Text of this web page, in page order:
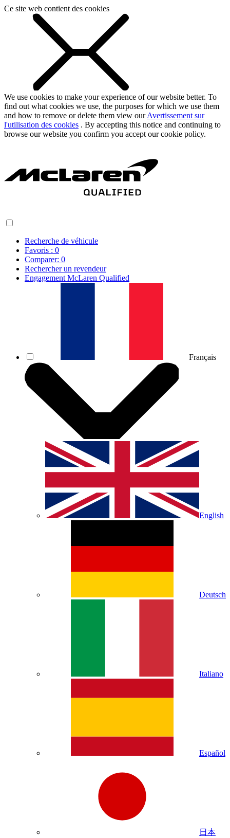
Ce site web contient des cookies
We use cookies to make your experience of our website better. To
find out what cookies we use, the purposes for which we use them
and how to remove or delete them view ourAvertissement sur
l'utilisation des cookies . By accepting this notice and continuing to
browse our website you confirm you accept our cookie policy.
Recherche de véhicule
Favoris : 0
Comparer: 0
Rechercher un revendeur
Engagement McLaren Qualified
Français
English
Deutsch
Italiano
Español
日本